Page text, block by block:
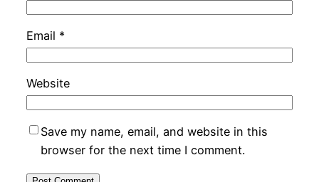
Email *
Website
Save my name, email, and website in this
browser for the next time I comment.